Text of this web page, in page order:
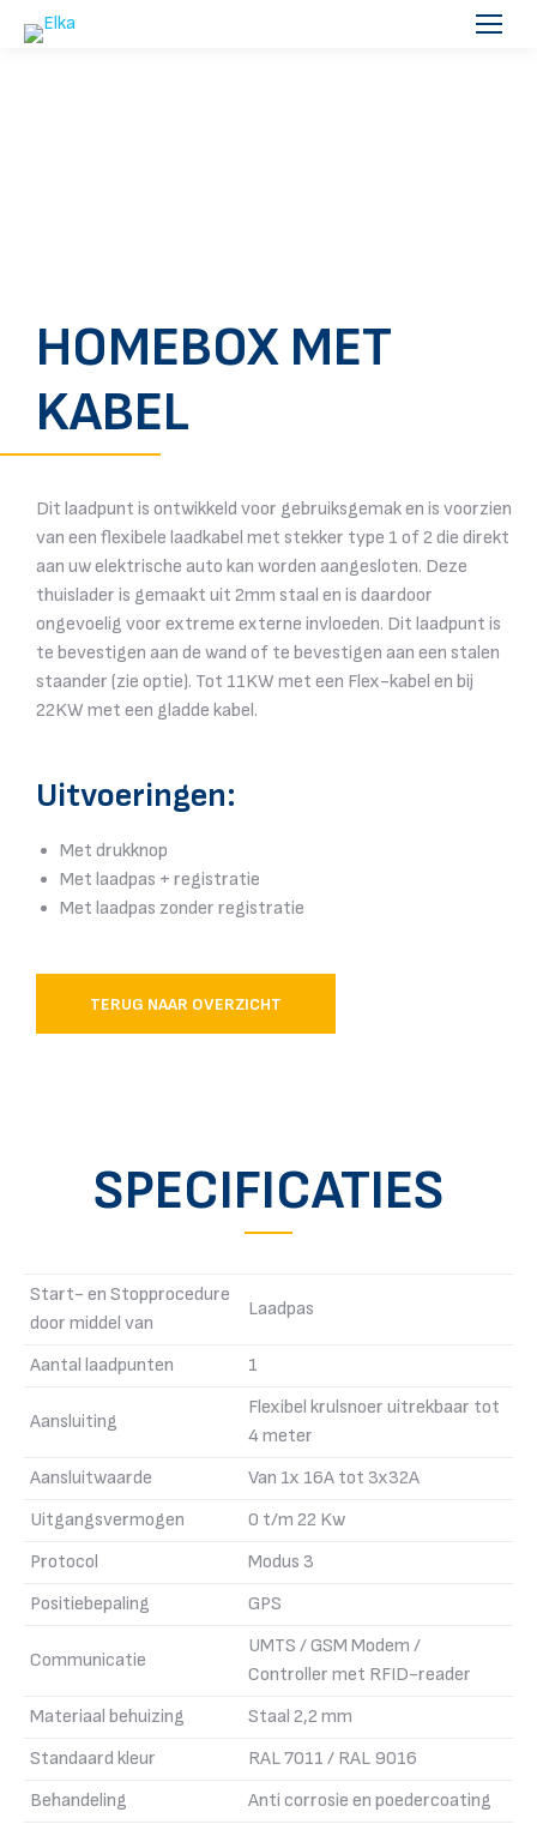
HOMEBOX MET
KABEL
Dit laadpunt is ontwikkeld voor gebruiksgemak en is voorzien
van een flexibele laadkabel met stekker type 1 of 2 die direkt
aan uw elektrische auto kan worden aangesloten. Deze
thuislader is gemaakt uit 2mm staal en is daardoor
ongevoelig voor extreme externe invloeden. Dit laadpunt is
te bevestigen aan de wand of te bevestigen aan een stalen
staander (zie optie). Tot 11KW met een Flex-kabel en bij
22KW met een gladde kabel.
Uitvoeringen:
Met drukknop
Met laadpas + registratie
Met laadpas zonder registratie
TERUG NAAR OVERZICHT
SPECIFICATIES
Start- en Stopprocedure
door middel van
Laadpas
Aantal laadpunten 1
Aansluiting
Flexibel krulsnoer uitrekbaar tot
4 meter
Aansluitwaarde
Van 1x 16A tot 3x32A
Uitgangsvermogen
0 t/m 22 Kw
Protocol
Modus 3
Positiebepaling
GPS
Communicatie
UMTS / GSM Modem /
Controller met RFID-reader
Materiaal behuizing
Staal 2,2 mm
Standaard kleur
RAL 7011 / RAL 9016
Behandeling
Anti corrosie en poedercoating